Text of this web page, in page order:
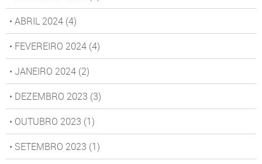
• ABRIL 2024 (4)
• FEVEREIRO 2024 (4)
• JANEIRO 2024 (2)
• DEZEMBRO 2023 (3)
• OUTUBRO 2023 (1)
• SETEMBRO 2023 (1)